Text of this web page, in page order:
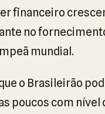
financeiro
no
mundial.
o Brasileirão
poucos com nível